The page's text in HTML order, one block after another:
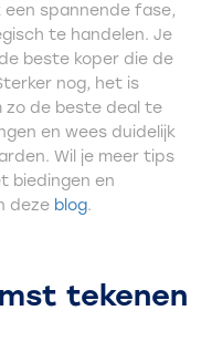
een spannende fase,
te handelen. Je
beste koper die de
nog, het is
zo de beste deal te
en wees duidelijk
Wil je meer tips
biedingen en
deze blog.
tekenen